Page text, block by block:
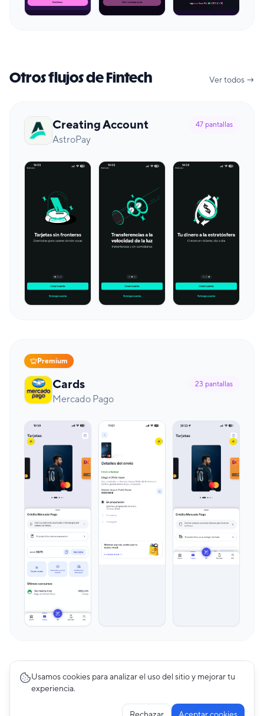
Otros flujos de Fintech Ver todos →
Creating Account
AstroPay
47 pantallas
Premium
Cards
Mercado Pago
23 pantallas
Premium
Bill Payments 22pantallas
Usamos cookies para analizar el uso del sitio y mejorar tu
experiencia.